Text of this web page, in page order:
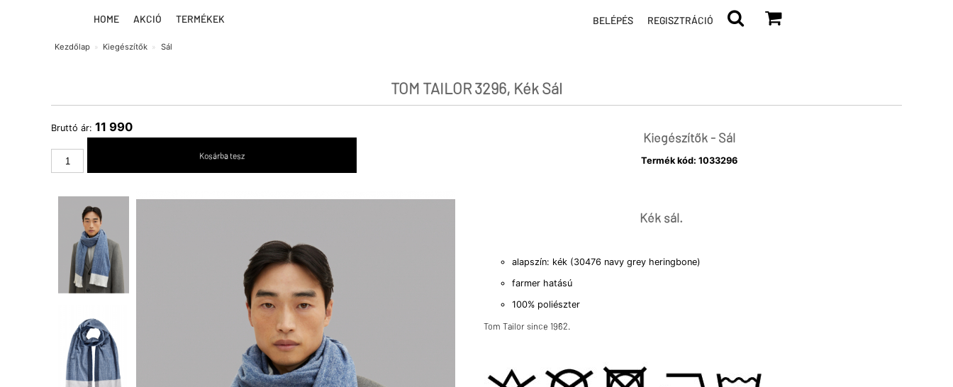
HOME AKCIÓ TERMÉKEK BELÉPÉS REGISZTRÁCIÓ
Kezdőlap Kiegészítők Sál
TOM TAILOR 3296, Kék Sál
Bruttó ár: 11 990
Kiegészítők - Sál
Termék kód: 1033296
Kék sál.
alapszín: kék (30476 navy grey heringbone)
farmer hatású
100% poliészter
Tom Tailor since 1962.